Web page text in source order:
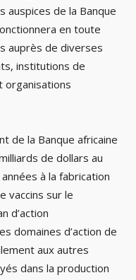
auspices de la Banque
en toute
auprès de diverses
institutions de
organisations
de la Banque africaine
de dollars au
à la fabrication
vaccins sur le
d’action
domaines d’action de
aux autres
dans la production